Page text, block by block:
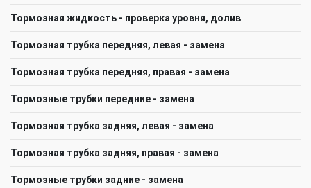
Тормозная жидкость - проверка уровня, долив
Тормозная трубка передняя, левая - замена
Тормозная трубка передняя, правая - замена
Тормозные трубки передние - замена
Тормозная трубка задняя, левая - замена
Тормозная трубка задняя, правая - замена
Тормозные трубки задние - замена